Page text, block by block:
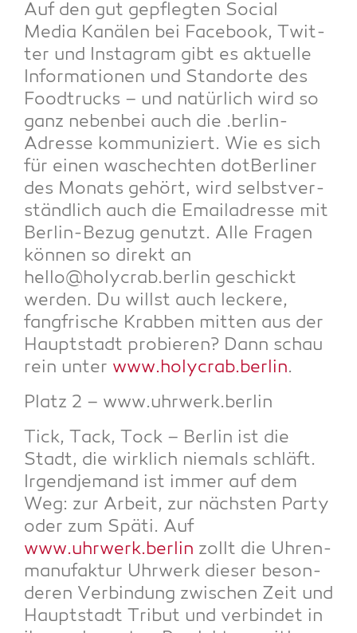
Auf den gut gepfleg­ten Social
Media Kanä­len bei Face­book, Twit­
ter und Insta­gram gibt es aktu­el­le
Infor­ma­tio­nen und Stand­or­te des
Food­trucks – und natür­lich wird so
ganz neben­bei auch die .ber­lin-
Adres­se kom­mu­ni­ziert. Wie es sich
für einen wasch­ech­ten dot­Ber­li­ner
des Monats gehört, wird selbst­ver­
ständ­lich auch die Email­adres­se mit
Ber­lin-Bezug genutzt. Alle Fra­gen
kön­nen so direkt an
hello@holycrab.berlin geschickt
wer­den. Du willst auch lecke­re,
fang­fri­sche Krab­ben mit­ten aus der
Haupt­stadt pro­bie­ren? Dann schau
rein unter www.holycrab.berlin.
Platz 2 – www.uhrwerk.berlin
Tick, Tack, Tock – Ber­lin ist die
Stadt, die wirk­lich nie­mals schläft.
Irgend­je­mand ist immer auf dem
Weg: zur Arbeit, zur nächs­ten Par­ty
oder zum Späti. Auf
www.uhrwerk.berlin zollt die Uhren­
ma­nu­fak­tur Uhr­werk die­ser beson­
de­ren Ver­bin­dung zwi­schen Zeit und
Haupt­stadt Tri­but und ver­bin­det in